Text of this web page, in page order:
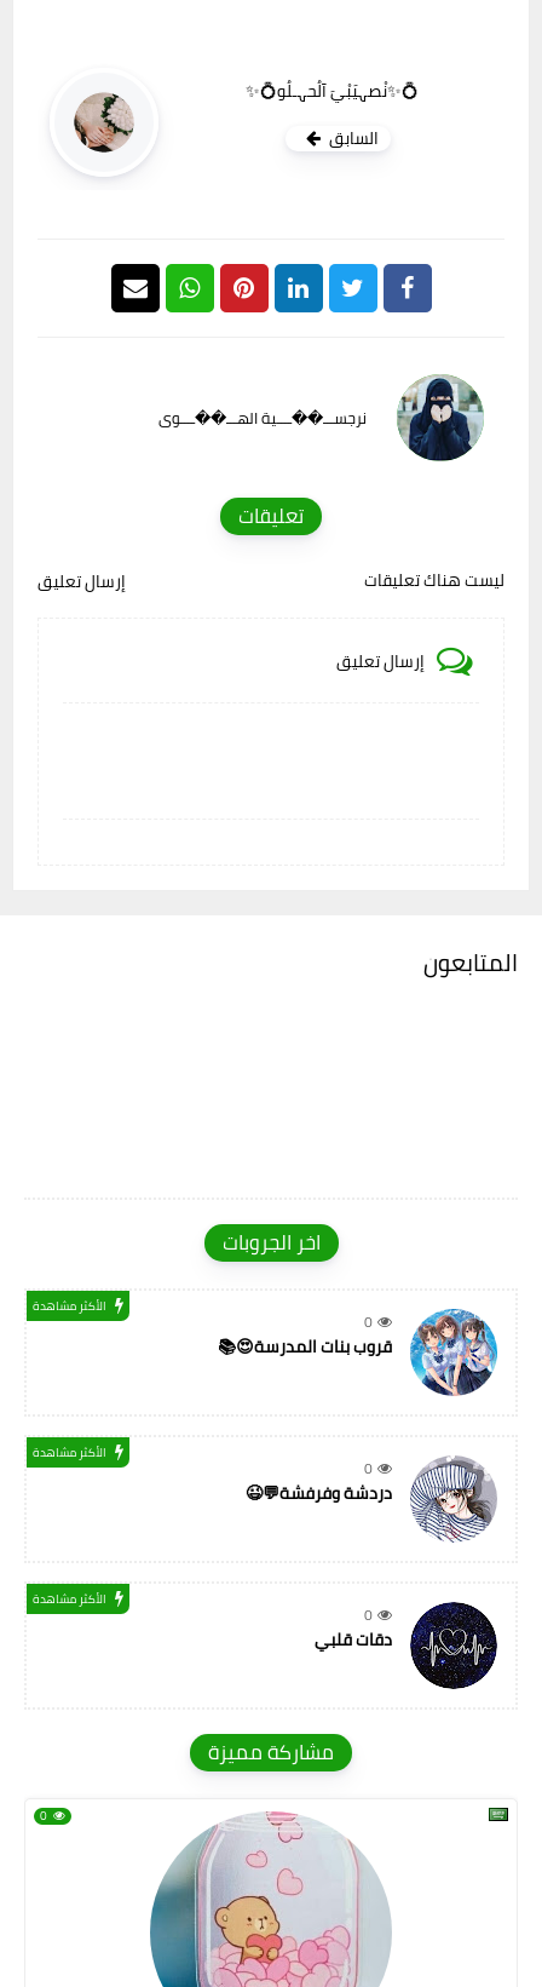
💍✨نْصہيَبْيَ آلُحہـلُو💍✨
السابق
نرجســـ��ــــية الهـــ��ــــوى
تعليقات
ليست هناك تعليقات إرسال تعليق
إرسال تعليق
المتابعون
اخر الجروبات
0
الأكثر مشاهدة
قروب بنات المدرسة😍📚
0
الأكثر مشاهدة
دردشة وفرفشة💬😉
0
الأكثر مشاهدة
دقات قلبي
مشاركة مميزة
0